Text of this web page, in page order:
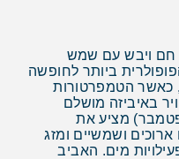
חם ויבש עם שמש
ביותר לחופשה
כאשר הטמפרטורות
האוויר באיביזה מושלם
מציע את
ושמשיים ומזג
מים. האביב